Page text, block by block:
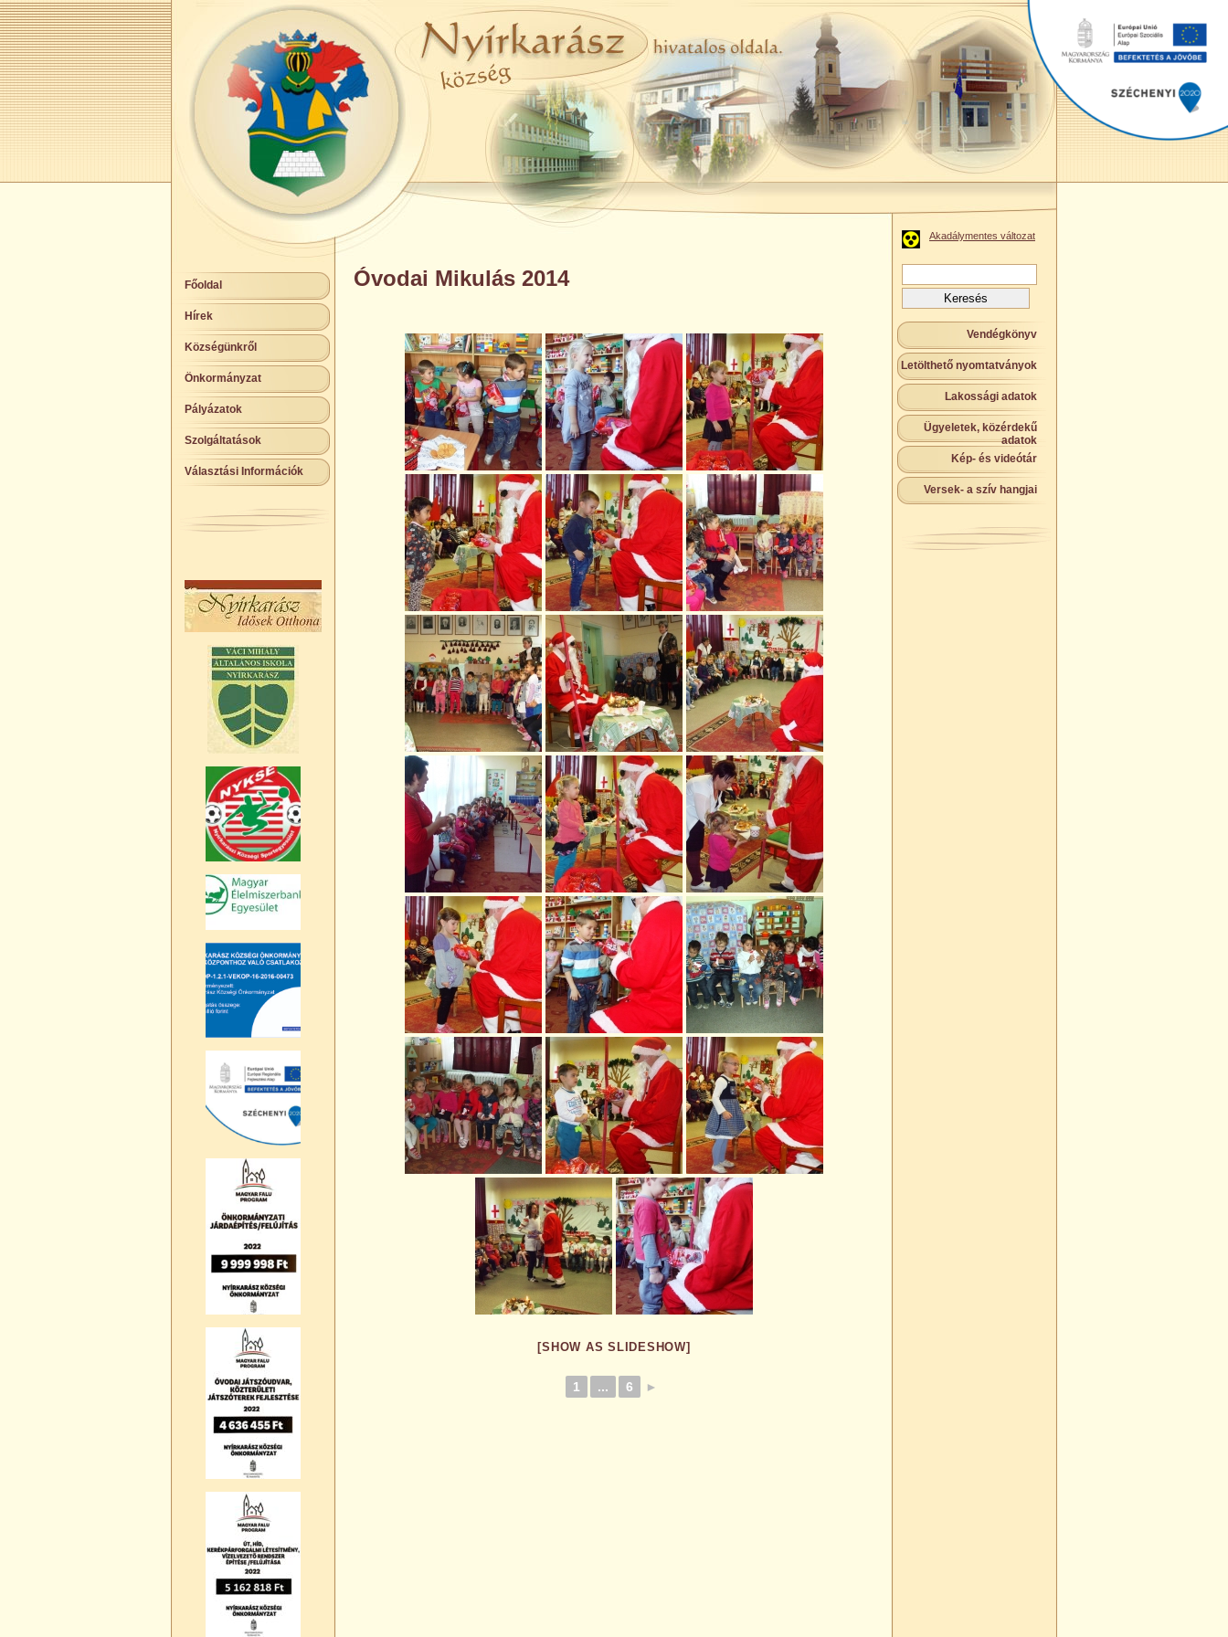
Főoldal
Hírek
Községünkről
Önkormányzat
Pályázatok
Szolgáltatások
Választási Információk
Óvodai Mikulás 2014
[SHOW AS SLIDESHOW]
1 ... 6 ►
Akadálymentes változat
Vendégkönyv
Letölthető nyomtatványok
Lakossági adatok
Ügyeletek, közérdekű
adatok
Kép- és videótár
Versek- a szív hangjai